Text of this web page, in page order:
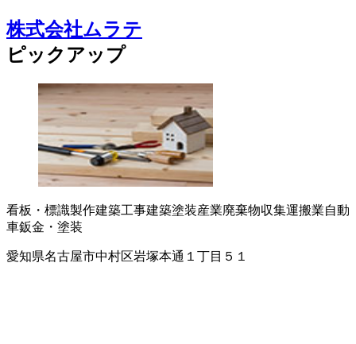
株式会社ムラテ
ピックアップ
看板・標識製作建築工事建築塗装産業廃棄物収集運搬業自動
車鈑金・塗装
愛知県名古屋市中村区岩塚本通１丁目５１